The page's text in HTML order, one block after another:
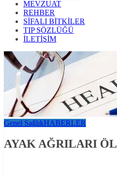
MEVZUAT
REHBER
SİFALI BİTKİLER
TIP SÖZLÜĞÜ
İLETİŞİM
Genel SağlıkHABERLER
AYAK AĞRILARI